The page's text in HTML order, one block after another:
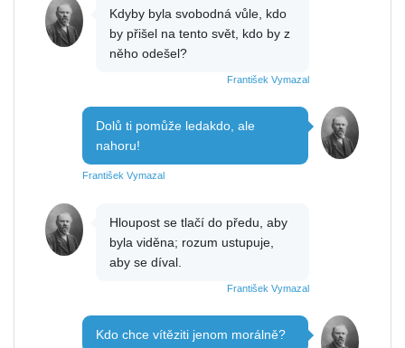
Kdyby byla svobodná vůle, kdo
by přišel na tento svět, kdo by z
něho odešel?
František Vymazal
Dolů ti pomůže ledakdo, ale
nahoru!
František Vymazal
Hloupost se tlačí do předu, aby
byla viděna; rozum ustupuje,
aby se díval.
František Vymazal
Kdo chce vítěziti jenom morálně?